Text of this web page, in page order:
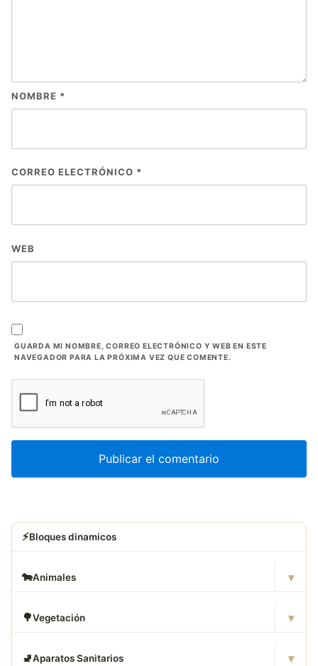
NOMBRE *
CORREO ELECTRÓNICO *
WEB
GUARDA MI NOMBRE, CORREO ELECTRÓNICO Y WEB EN ESTE
NAVEGADOR PARA LA PRÓXIMA VEZ QUE COMENTE.
⚡Bloques dinamicos
🐄Animales ▾
🌳Vegetación ▾
🚽Aparatos Sanitarios ▾